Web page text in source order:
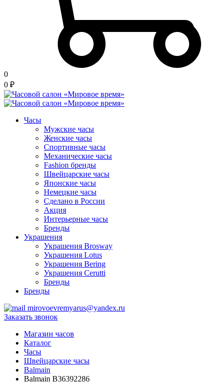
0
0 ₽
Часы
Мужские часы
Женские часы
Спортивные часы
Механические часы
Fashion бренды
Швейцарские часы
Японские часы
Немецкие часы
Сделано в России
Акция
Интерьерные часы
Бренды
Украшения
Украшения Brosway
Украшения Lotus
Украшения Bering
Украшения Cerutti
Бренды
Бренды
mirovoevremyarus@yandex.ru
Заказать звонок
Магазин часов
Каталог
Часы
Швейцарские часы
Balmain
Balmain B36392286